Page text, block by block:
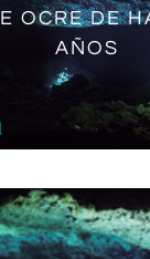
OCRE DE
AÑOS
ESPECIE
EN UN
QUINTANA